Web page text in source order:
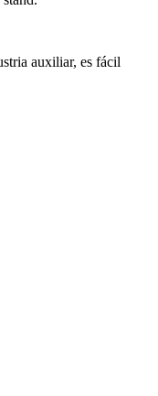
auxiliar, es fácil